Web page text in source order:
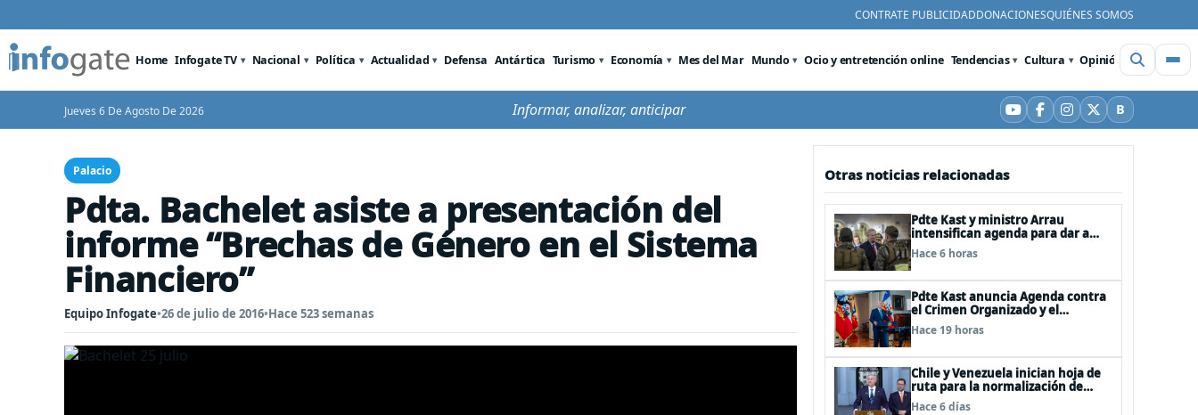
CONTRATE PUBLICIDADDONACIONESQUIÉNES SOMOS
Home Infogate TV Nacional Política Actualidad Defensa Antártica Turismo Economía Mes del Mar Mundo Ocio y entretención online Tendencias Cultura Opinión Videos
Jueves 6 De Agosto De 2026 Informar, analizar, anticipar YouTube
Facebook
Instagram
X BBluesky
Palacio
Pdta. Bachelet asiste a presentación del
informe “Brechas de Género en el Sistema
Financiero”
Equipo Infogate•26 de julio de 2016•Hace 523 semanas
Otras noticias relacionadas
Pdte Kast y ministro Arrau
intensifican agenda para dar a
conocer su ACOT
Hace 6 horas
Pdte Kast anuncia Agenda contra
el Crimen Organizado y el
Terrorismo (ACOT)
Hace 19 horas
Chile y Venezuela inician hoja de
ruta para la normalización de
relaciones
Hace 6 días